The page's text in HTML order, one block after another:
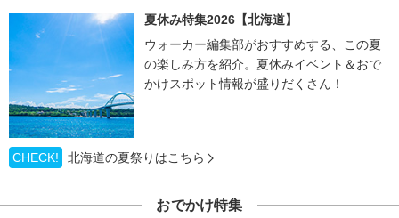
夏休み特集2026【北海道】
ウォーカー編集部がおすすめする、この夏
の楽しみ方を紹介。夏休みイベント＆おで
かけスポット情報が盛りだくさん！
CHECK! 北海道の夏祭りはこちら
おでかけ特集